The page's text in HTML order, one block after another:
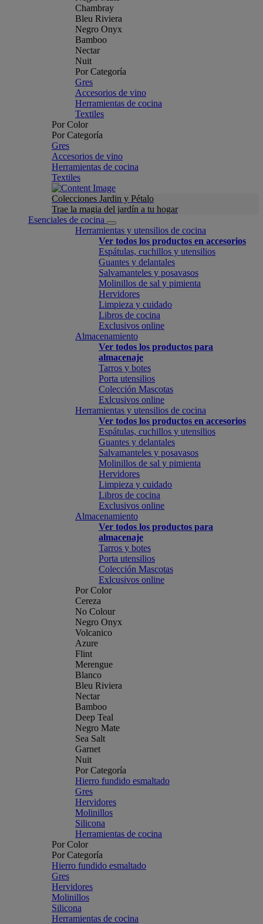
Chambray
Bleu Riviera
Negro Onyx
Bamboo
Nectar
Nuit
Por Categoría
Gres
Accesorios de vino
Herramientas de cocina
Textiles
Por Color
Por Categoría
Gres
Accesorios de vino
Herramientas de cocina
Textiles
Colecciones Jardin y Pétalo
Trae la magia del jardín a tu hogar
Esenciales de cocina
Herramientas y utensilios de cocina
Ver todos los productos en accesorios
Espátulas, cuchillos y utensilios
Guantes y delantales
Salvamanteles y posavasos
Molinillos de sal y pimienta
Hervidores
Limpieza y cuidado
Libros de cocina
Exclusivos online
Almacenamiento
Ver todos los productos para
almacenaje
Tarros y botes
Porta utensilios
Colección Mascotas
Exlcusivos online
Herramientas y utensilios de cocina
Ver todos los productos en accesorios
Espátulas, cuchillos y utensilios
Guantes y delantales
Salvamanteles y posavasos
Molinillos de sal y pimienta
Hervidores
Limpieza y cuidado
Libros de cocina
Exclusivos online
Almacenamiento
Ver todos los productos para
almacenaje
Tarros y botes
Porta utensilios
Colección Mascotas
Exlcusivos online
Por Color
Cereza
No Colour
Negro Onyx
Volcanico
Azure
Flint
Merengue
Blanco
Bleu Riviera
Nectar
Bamboo
Deep Teal
Negro Mate
Sea Salt
Garnet
Nuit
Por Categoría
Hierro fundido esmaltado
Gres
Hervidores
Molinillos
Silicona
Herramientas de cocina
Por Color
Por Categoría
Hierro fundido esmaltado
Gres
Hervidores
Molinillos
Silicona
Herramientas de cocina